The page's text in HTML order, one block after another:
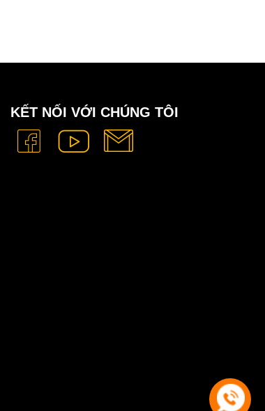
KẾT NỐI VỚI CHÚNG TÔI